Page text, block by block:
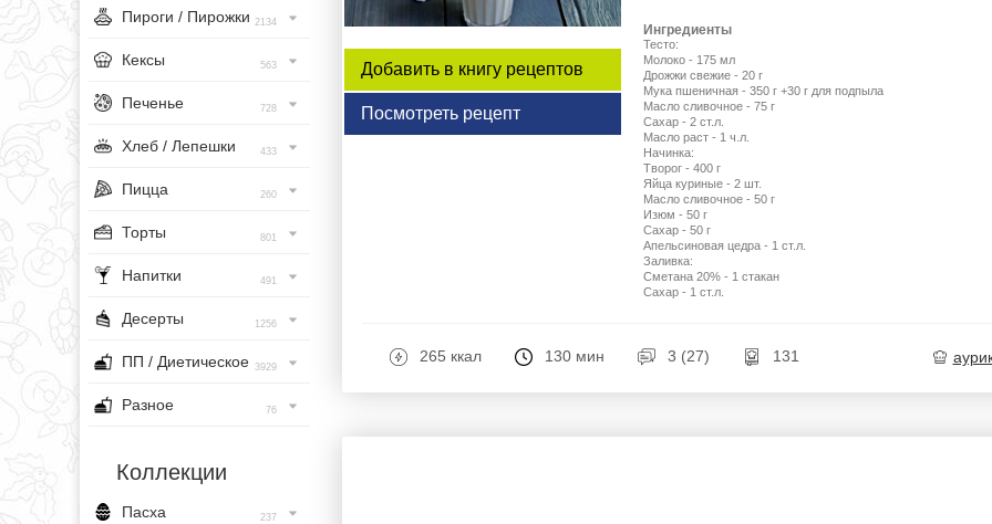
Пироги / Пирожки 2134
Кексы 563
Печенье 728
Хлеб / Лепешки 433
Пицца 260
Торты 801
Напитки 491
Десерты 1256
ПП / Диетическое 3929
Разное 76
Коллекции
Пасха 237
Добавить в книгу рецептов
Посмотреть рецепт
Ингредиенты
Тесто:
Молоко - 175 мл
Дрожжи свежие - 20 г
Мука пшеничная - 350 г +30 г для подпыла
Масло сливочное - 75 г
Сахар - 2 ст.л.
Масло раст - 1 ч.л.
Начинка:
Творог - 400 г
Яйца куриные - 2 шт.
Масло сливочное - 50 г
Изюм - 50 г
Сахар - 50 г
Апельсиновая цедра - 1 ст.л.
Заливка:
Сметана 20% - 1 стакан
Сахар - 1 ст.л.
265 ккал 130 мин 3 (27) 131